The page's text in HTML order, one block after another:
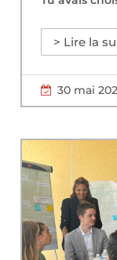
> Lire la
30 mai